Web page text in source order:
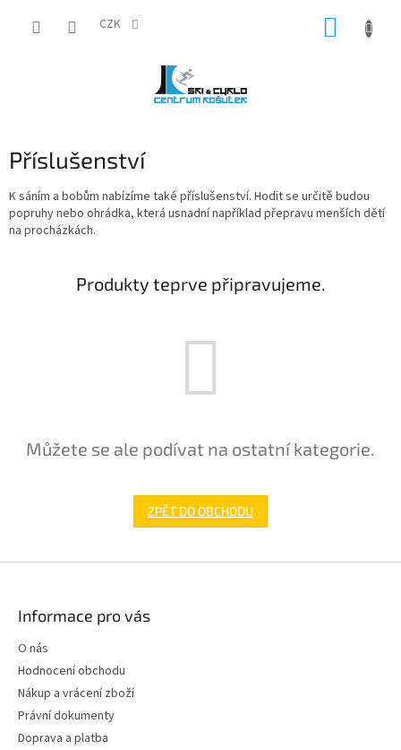
CZK
Příslušenství
K sáním a bobům nabízíme také příslušenství. Hodit se určitě budou
popruhy nebo ohrádka, která usnadní například přepravu menších dětí
na procházkách.
Produkty teprve připravujeme.
Můžete se ale podívat na ostatní kategorie.
ZPĚT DO OBCHODU
Informace pro vás
O nás
Hodnocení obchodu
Nákup a vrácení zboží
Právní dokumenty
Doprava a platba